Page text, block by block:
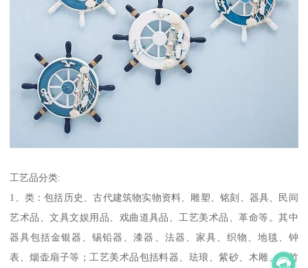
工艺品分类:
1、类：包括历史、古代建筑物实物资料、雕塑、铭刻、器具、民间
艺术品、文具文娱用品、戏曲道具品、工艺美术品、革命等。其中
器具包括金银器、锡铅器、漆器、法器、家具、织物、地毯、钟
表、烟壶扇子等；工艺美术品包括料器、珐琅、紫砂、木雕、藤竹